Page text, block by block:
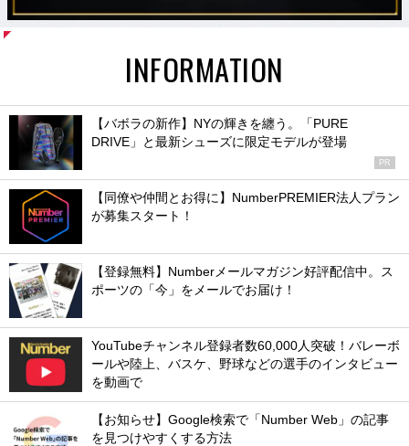
INFORMATION
【バボラの新作】NYの輝きを纏う。「PURE
DRIVE」と最新シューズに限定モデルが登場
PR
【同僚や仲間とお得に】NumberPREMIER法人プラン
が募集スタート！
【登録無料】Numberメールマガジン好評配信中。ス
ポーツの「今」をメールでお届け！
YouTubeチャンネル登録者数60,000人突破！バレーボ
ールや陸上、バスケ、野球などの選手のインタビュー
を動画で
【お知らせ】Google検索で「Number Web」の記事
を見つけやすくする方法